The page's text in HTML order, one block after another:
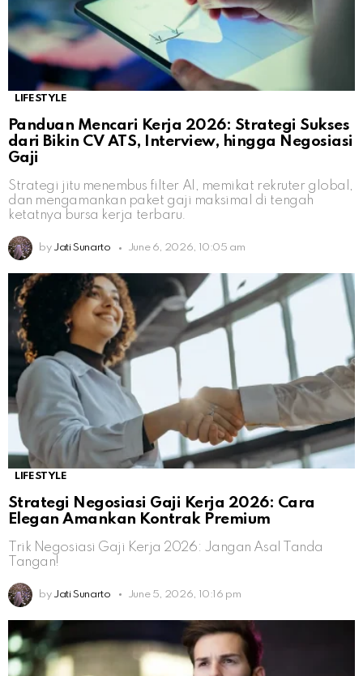
LIFESTYLE
Panduan Mencari Kerja 2026: Strategi Sukses
dari Bikin CV ATS, Interview, hingga Negosiasi
Gaji
Strategi jitu menembus filter AI, memikat rekruter global,
dan mengamankan paket gaji maksimal di tengah
ketatnya bursa kerja terbaru.
by Jati Sunarto June 6, 2026, 10:05 am
LIFESTYLE
Strategi Negosiasi Gaji Kerja 2026: Cara
Elegan Amankan Kontrak Premium
Trik Negosiasi Gaji Kerja 2026: Jangan Asal Tanda
Tangan!
by Jati Sunarto June 5, 2026, 10:16 pm